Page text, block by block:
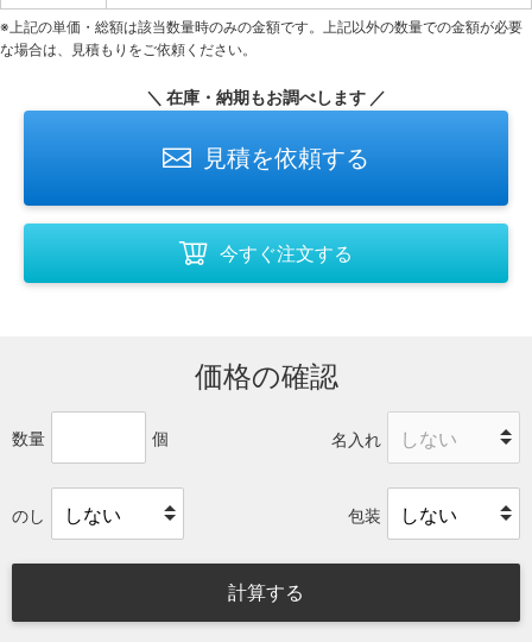
※上記の単価・総額は該当数量時のみの金額です。上記以外の数量での金額が必要
な場合は、見積もりをご依頼ください。
＼ 在庫・納期もお調べします ／
見積を依頼する
今すぐ注文する
価格の確認
数量 個 名入れ
のし 包装
計算する